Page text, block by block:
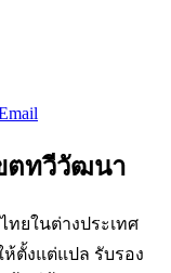
ตทวีวัฒนา
ยในต่างประเทศ
ห้ตั้งแต่แปล รับรอง